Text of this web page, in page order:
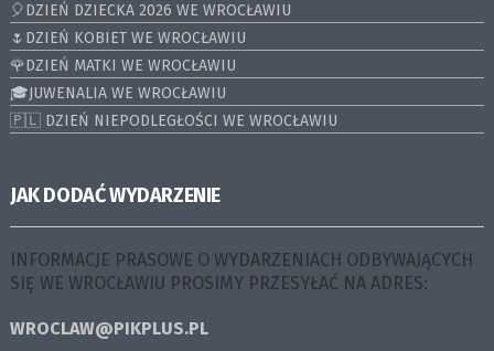
🎈DZIEŃ DZIECKA 2026 WE WROCŁAWIU
🌷DZIEŃ KOBIET WE WROCŁAWIU
🌹DZIEŃ MATKI WE WROCŁAWIU
🎓JUWENALIA WE WROCŁAWIU
🇵🇱 DZIEŃ NIEPODLEGŁOŚCI WE WROCŁAWIU
JAK DODAĆ WYDARZENIE
INFORMACJE PRASOWE O WYDARZENIACH ODBYWAJĄCYCH
SIĘ WE WROCŁAWIU PROSIMY PRZESYŁAĆ NA ADRES:
WROCLAW@PIKPLUS.PL